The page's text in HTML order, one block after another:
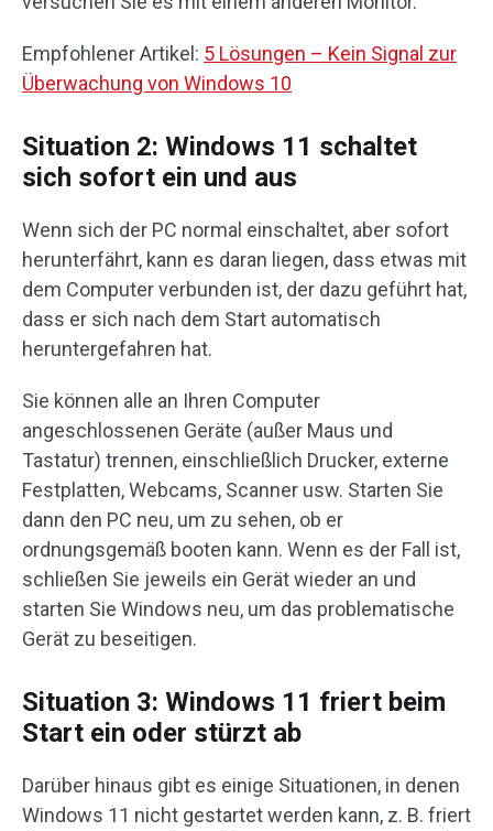
Empfohlener Artikel: 5 Lösungen – Kein Signal zur
Überwachung von Windows 10
Situation 2: Windows 11 schaltet
sich sofort ein und aus
Wenn sich der PC normal einschaltet, aber sofort
herunterfährt, kann es daran liegen, dass etwas mit
dem Computer verbunden ist, der dazu geführt hat,
dass er sich nach dem Start automatisch
heruntergefahren hat.
Sie können alle an Ihren Computer
angeschlossenen Geräte (außer Maus und
Tastatur) trennen, einschließlich Drucker, externe
Festplatten, Webcams, Scanner usw. Starten Sie
dann den PC neu, um zu sehen, ob er
ordnungsgemäß booten kann. Wenn es der Fall ist,
schließen Sie jeweils ein Gerät wieder an und
starten Sie Windows neu, um das problematische
Gerät zu beseitigen.
Situation 3: Windows 11 friert beim
Start ein oder stürzt ab
Darüber hinaus gibt es einige Situationen, in denen
Windows 11 nicht gestartet werden kann, z. B. friert